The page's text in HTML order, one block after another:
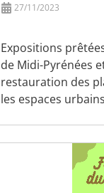
27/11/2023
Expositions
de Midi-Pyrénées
restauration des
les espaces